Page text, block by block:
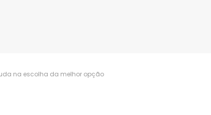
na escolha da melhor opção